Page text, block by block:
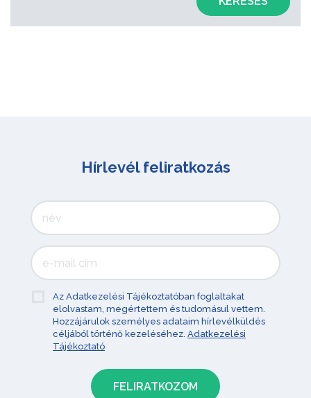
Hírlevél feliratkozás
Az Adatkezelési Tájékoztatóban foglaltakat
elolvastam, megértettem és tudomásul vettem.
Hozzájárulok személyes adataim hírlevélküldés
céljából történő kezeléséhez. Adatkezelési
Tájékoztató